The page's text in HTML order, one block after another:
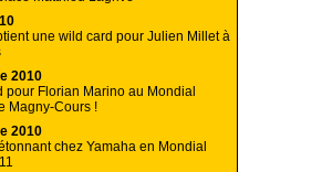
une wild card pour Julien Millet à
2010
pour Florian Marino au Mondial
Magny-Cours !
2010
chez Yamaha en Mondial